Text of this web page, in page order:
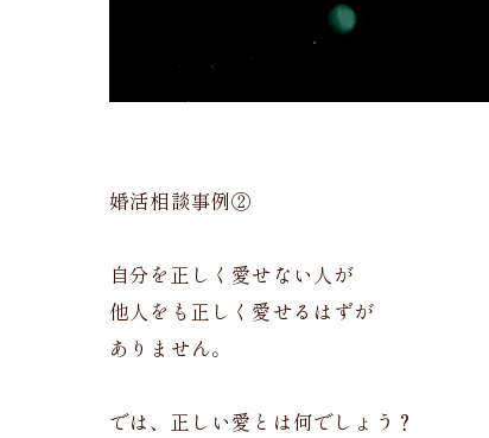
婚活相談事例②
自分を正しく愛せない人が
他人をも正しく愛せるはずが
ありません。
では、正しい愛とは何でしょう？